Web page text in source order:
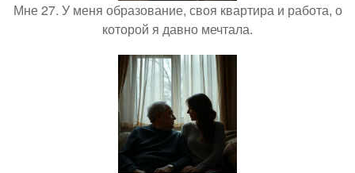
Мне 27. У меня образование, своя квартира и работа, о
которой я давно мечтала.